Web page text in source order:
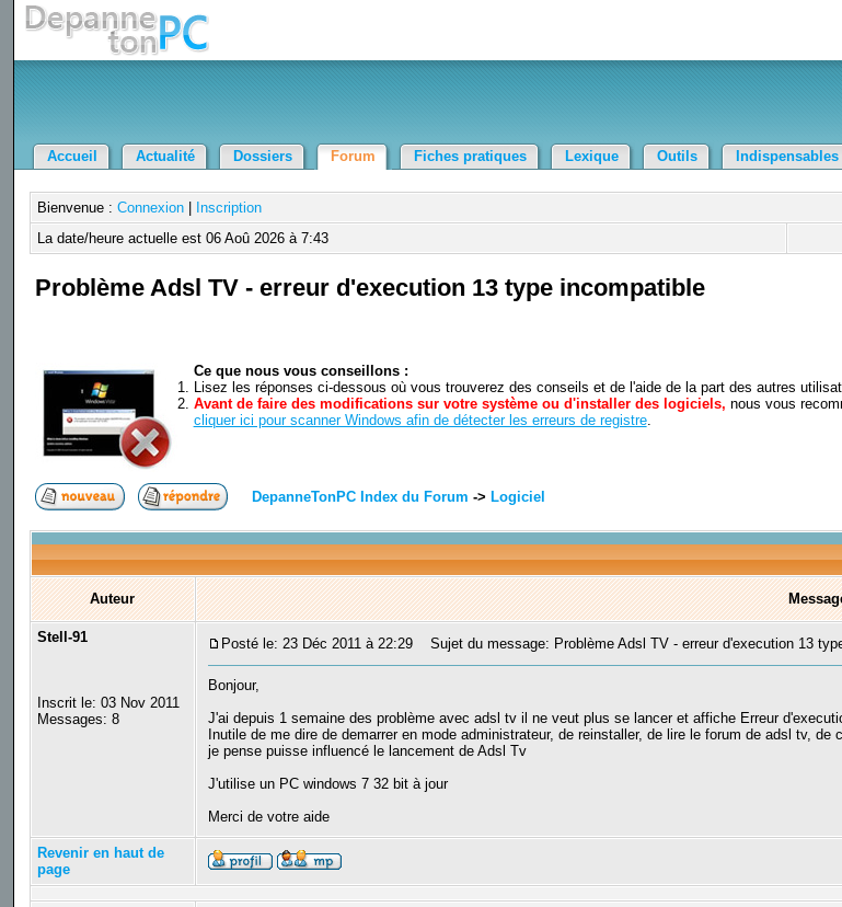
Accueil Actualité Dossiers Forum Fiches pratiques Lexique Outils Indispensables
Bienvenue : Connexion|
Inscription
La date/heure actuelle est 06 Aoû 2026 à 7:43
Problème Adsl TV - erreur d'execution 13 type incompatible
Ce que nous vous conseillons :
Lisez les réponses ci-dessous où vous trouverez des conseils et de l'aide de la part des autres
Avant de faire des modifications sur votre système ou d'installer des logiciels, nous vous
cliquer ici pour scanner Windows afin de détecter les erreurs de registre.
DepanneTonPC Index du Forum -> Logiciel
Auteur
Stell-91
Inscrit le: 03 Nov 2011
Messages: 8
Posté le: 23 Déc 2011 à 22:29 Sujet du message: Problème Adsl TV - erreur d'execution 13
Bonjour,
J'ai depuis 1 semaine des problème avec adsl tv il ne veut plus se lancer et affiche Erreur
Inutile de me dire de demarrer en mode administrateur, de reinstaller, de lire le forum de adsl tv,
je pense puisse influencé le lancement de Adsl Tv
J'utilise un PC windows 7 32 bit à jour
Merci de votre aide
Revenir en haut de
page